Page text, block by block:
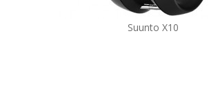
Suunto X10